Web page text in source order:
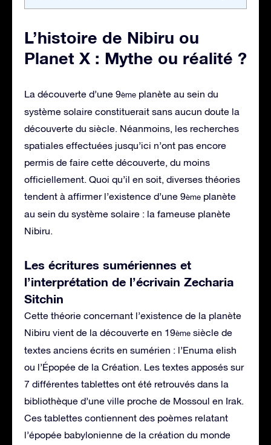
L’histoire de Nibiru ou
Planet X : Mythe ou réalité ?
La découverte d’une 9ème planète au sein du
système solaire constituerait sans aucun doute la
découverte du siècle. Néanmoins, les recherches
spatiales effectuées jusqu’ici n’ont pas encore
permis de faire cette découverte, du moins
officiellement. Quoi qu’il en soit, diverses théories
tendent à affirmer l’existence d’une 9ème planète
au sein du système solaire : la fameuse planète
Nibiru.
Les écritures sumériennes et
l’interprétation de l’écrivain Zecharia
Sitchin
Cette théorie concernant l’existence de la planète
Nibiru vient de la découverte en 19ème siècle de
textes anciens écrits en sumérien : l’Enuma elish
ou l’Épopée de la Création. Les textes apposés sur
7 différentes tablettes ont été retrouvés dans la
bibliothèque d’une ville proche de Mossoul en Irak.
Ces tablettes contiennent des poèmes relatant
l’épopée babylonienne de la création du monde